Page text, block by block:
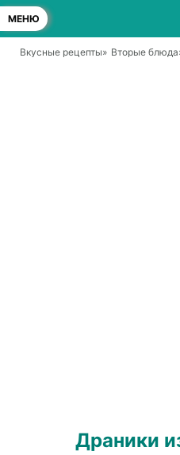
МЕНЮ
Вкусные рецепты» Вторые блюда
Драники